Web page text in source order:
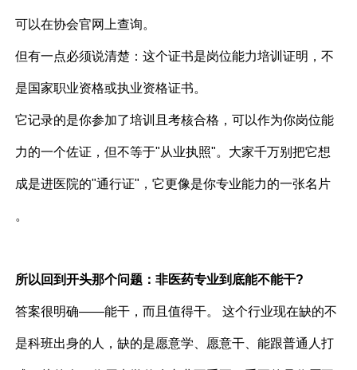
可以在协会官网上查询。
但有一点必须说清楚：这个证书是岗位能力培训证明，不
是国家职业资格或执业资格证书。
它记录的是你参加了培训且考核合格，可以作为你岗位能
力的一个佐证，但不等于"从业执照"。大家千万别把它想
成是进医院的"通行证"，它更像是你专业能力的一张名片
。
所以回到开头那个问题：非医药专业到底能不能干?
答案很明确——能干，而且值得干。 这个行业现在缺的不
是科班出身的人，缺的是愿意学、愿意干、能跟普通人打